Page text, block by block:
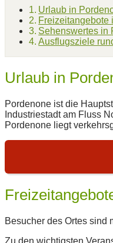
Urlaub in
Freizeitangebote
Sehenswertes in
Ausflugsziele
Urlaub in
Pordenone ist die
Industriestadt am Fluss
Pordenone liegt
Besucher des Ortes sind
Zu den wichtigsten